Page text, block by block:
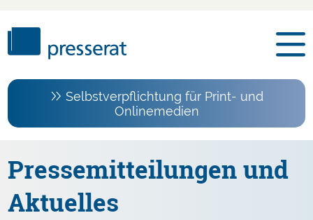
Selbstverpflichtung für Print- und
Onlinemedien
Pressemitteilungen und
Aktuelles